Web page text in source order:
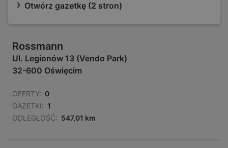
Otwórz gazetkę (2 stron)
Rossmann
Ul. Legionów 13 (Vendo Park)
32-600 Oświęcim
OFERTY: 0
GAZETKI: 1
ODLEGŁOŚĆ: 547,01 km